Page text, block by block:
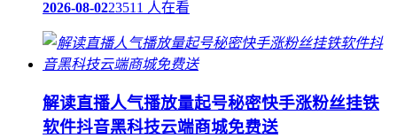
2026-08-0223511 人在看
解读直播人气播放量起号秘密快手涨粉丝挂铁
软件抖音黑科技云端商城免费送